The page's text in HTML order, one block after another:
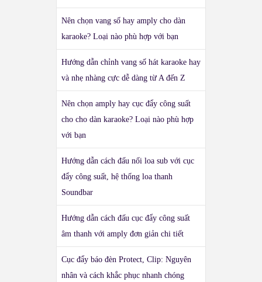
Nên chọn vang số hay amply cho dàn
karaoke? Loại nào phù hợp với bạn
Hướng dẫn chỉnh vang số hát karaoke hay
và nhẹ nhàng cực dễ dàng từ A đến Z
Nên chọn amply hay cục đẩy công suất
cho cho dàn karaoke? Loại nào phù hợp
với bạn
Hướng dẫn cách đấu nối loa sub với cục
đẩy công suất, hệ thống loa thanh
Soundbar
Hướng dẫn cách đấu cục đẩy công suất
âm thanh với amply đơn giản chi tiết
Cục đẩy báo đèn Protect, Clip: Nguyên
nhân và cách khắc phục nhanh chóng